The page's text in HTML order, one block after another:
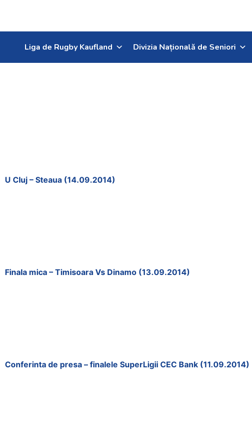
Liga de Rugby Kaufland Divizia Națională de Seniori
U Cluj – Steaua (14.09.2014)
Finala mica – Timisoara Vs Dinamo (13.09.2014)
Conferinta de presa – finalele SuperLigii CEC Bank (11.09.2014)